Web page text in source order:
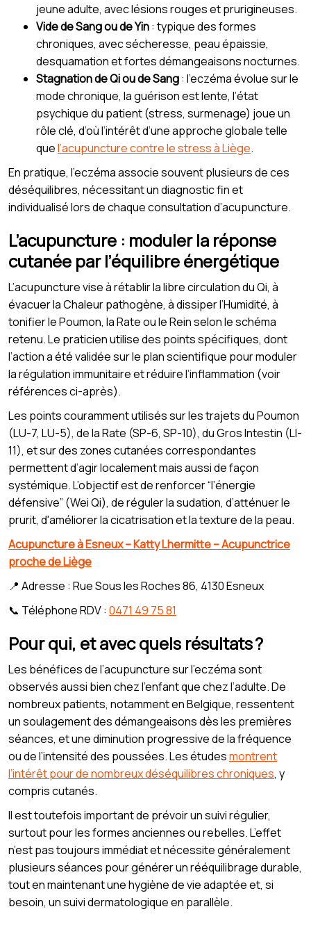
jeune adulte, avec lésions rouges et prurigineuses.
Vide de Sang ou de Yin: typique des formes
chroniques, avec sécheresse, peau épaissie,
desquamation et fortes démangeaisons nocturnes.
Stagnation de Qi ou de Sang: l’eczéma évolue sur le
mode chronique, la guérison est lente, l’état
psychique du patient (stress, surmenage) joue un
rôle clé, d’où l’intérêt d’une approche globale telle
quel’acupuncture contre le stress à Liège.
En pratique, l’eczéma associe souvent plusieurs de ces
déséquilibres, nécessitant un diagnostic fin et
individualisé lors de chaque consultation d’acupuncture.
L’acupuncture : moduler la réponse
cutanée par l’équilibre énergétique
L’acupuncture vise à rétablir la libre circulation du Qi, à
évacuer la Chaleur pathogène, à dissiper l’Humidité, à
tonifier le Poumon, la Rate ou le Rein selon le schéma
retenu. Le praticien utilise des points spécifiques, dont
l’action a été validée sur le plan scientifique pour moduler
la régulation immunitaire et réduire l’inflammation (voir
références ci-après).
Les points couramment utilisés sur les trajets du Poumon
(LU-7, LU-5), de la Rate (SP-6, SP-10), du Gros Intestin (LI-
11), et sur des zones cutanées correspondantes
permettent d’agir localement mais aussi de façon
systémique. L’objectif est de renforcer “l’énergie
défensive” (Wei Qi), de réguler la sudation, d’atténuer le
prurit, d'améliorer la cicatrisation et la texture de la peau.
Acupuncture à Esneux – Katty Lhermitte – Acupunctrice
proche de Liège
📍 Adresse : Rue Sous les Roches 86, 4130 Esneux
📞 Téléphone RDV : 0471 49 75 81
Pour qui, et avec quels résultats ?
Les bénéfices de l’acupuncture sur l’eczéma sont
observés aussi bien chez l’enfant que chez l’adulte. De
nombreux patients, notamment en Belgique, ressentent
un soulagement des démangeaisons dès les premières
séances, et une diminution progressive de la fréquence
ou de l’intensité des poussées. Les étudesmontrent
l’intérêt pour de nombreux déséquilibres chroniques, y
compris cutanés.
Il est toutefois important de prévoir un suivi régulier,
surtout pour les formes anciennes ou rebelles. L’effet
n’est pas toujours immédiat et nécessite généralement
plusieurs séances pour générer un rééquilibrage durable,
tout en maintenant une hygiène de vie adaptée et, si
besoin, un suivi dermatologique en parallèle.